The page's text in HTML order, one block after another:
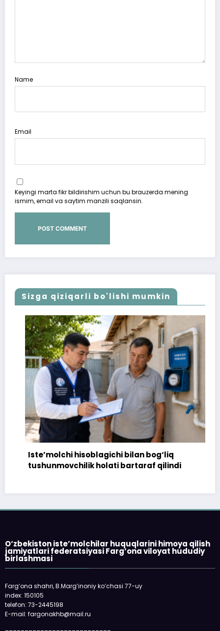
Name
Email
Keyingi marta fikr bildirishim uchun bu brauzerda mening
ismim, email va saytim manzili saqlansin.
Sizga qiziqarli bo'lishi mumkin
Iste’molchi hisoblagichi bilan bog‘liq
tushunmovchilik holati bartaraf qilindi
O‘zbekiston iste’molchilar huquqlarini himoya qilish
jamiyatlari federatsiyasi Farg‘ona viloyat hududiy
birlashmasi
Farg‘ona shahri, B.Marg‘inoniy ko‘chasi 77-uy
index: 150105
telefon: 73-2445198
E-mail: fargonakhb@mail.ru